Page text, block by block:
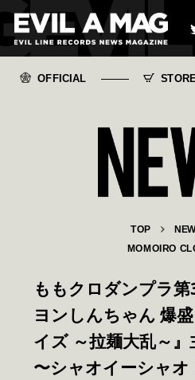
OFFICIAL STORE
TOP
MOMOIRO
ももクロダンプラ
ヨンしんちゃん 爆
イズ ～拉麺大乱～
〜シャオイーシャオ